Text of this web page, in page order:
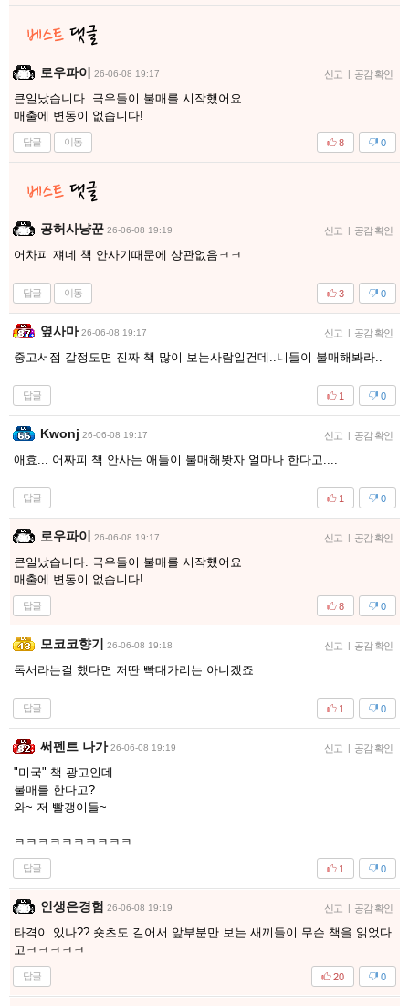
로우파이 26-06-08 19:17 신고 | 공감 확인
큰일났습니다. 극우들이 불매를 시작했어요
매출에 변동이 없습니다!
답글 이동 0
8
공허사냥꾼 26-06-08 19:19 신고 | 공감 확인
어차피 쟤네 책 안사기때문에 상관없음ㅋㅋ
답글 이동 0
3
옆사마 26-06-08 19:17 신고 | 공감 확인
중고서점 갈정도면 진짜 책 많이 보는사람일건데..니들이 불매해봐라..
답글 0
1
Kwonj 26-06-08 19:17 신고 | 공감 확인
애효... 어짜피 책 안사는 애들이 불매해봣자 얼마나 한다고....
답글 0
1
로우파이 26-06-08 19:17 신고 | 공감 확인
큰일났습니다. 극우들이 불매를 시작했어요
매출에 변동이 없습니다!
답글 0
8
모코코향기 26-06-08 19:18 신고 | 공감 확인
독서라는걸 했다면 저딴 빡대가리는 아니겠죠
답글 0
1
써펜트 나가 26-06-08 19:19 신고 | 공감 확인
"미국" 책 광고인데
불매를 한다고?
와~ 저 빨갱이들~
ㅋㅋㅋㅋㅋㅋㅋㅋㅋㅋ
답글 0
1
인생은경험 26-06-08 19:19 신고 | 공감 확인
타격이 있나?? 숏츠도 길어서 앞부분만 보는 새끼들이 무슨 책을 읽었다
고ㅋㅋㅋㅋㅋ
답글 0
20